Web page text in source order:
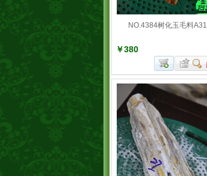
NO.4384树化玉毛料A31
￥380